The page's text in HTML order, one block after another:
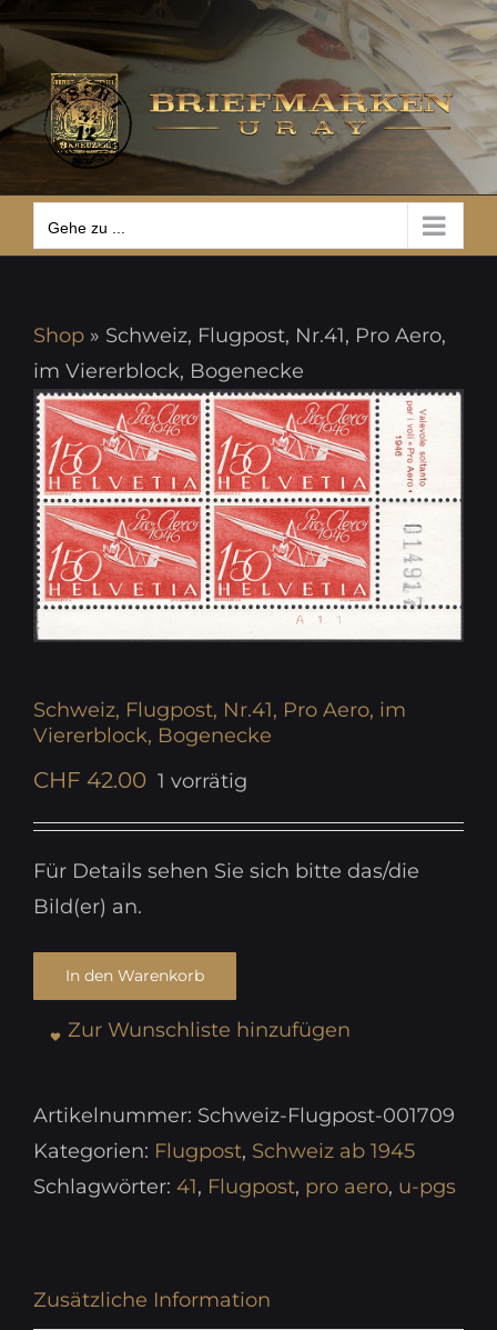
Zum
Inhalt
springen
Gehe zu ...
Gehe zu ...
Shop » Schweiz, Flugpost, Nr.41, Pro Aero,
im Viererblock, Bogenecke
Schweiz, Flugpost, Nr.41, Pro Aero, im
Viererblock, Bogenecke
CHF 42.00 1 vorrätig
Für Details sehen Sie sich bitte das/die
Bild(er) an.
In den Warenkorb
Zur Wunschliste hinzufügen
Artikelnummer: Schweiz-Flugpost-001709
Kategorien: Flugpost, Schweiz ab 1945
Schlagwörter: 41, Flugpost, pro aero, u-pgs
Zusätzliche Information